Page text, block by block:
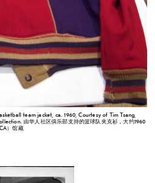
team jacket, ca. 1960, Courtesy of Tim Tsang,
由华人社区俱乐部支持的篮球队夹克衫，大约1960
）馆藏